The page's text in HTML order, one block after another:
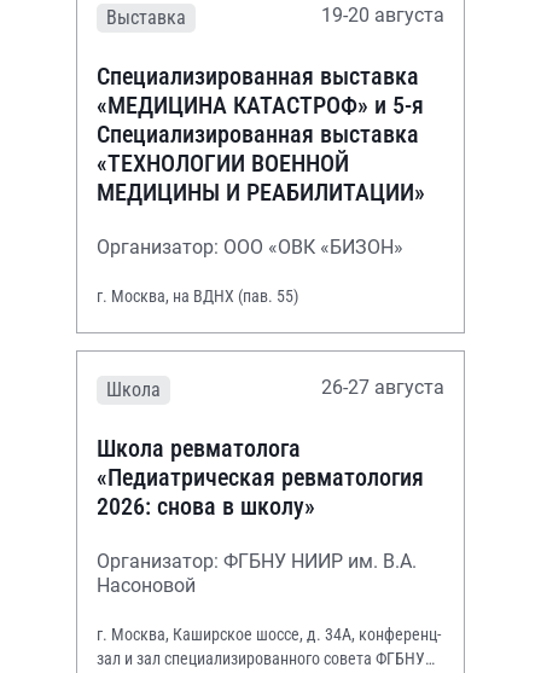
Выставка 19-20 августа
Специализированная выставка
«МЕДИЦИНА КАТАСТРОФ» и 5-я
Специализированная выставка
«ТЕХНОЛОГИИ ВОЕННОЙ
МЕДИЦИНЫ И РЕАБИЛИТАЦИИ»
Организатор: ООО «ОВК «БИЗОН»
г. Москва, на ВДНХ (пав. 55)
Школа 26-27 августа
Школа ревматолога
«Педиатрическая ревматология
2026: снова в школу»
Организатор: ФГБНУ НИИР им. В.А.
Насоновой
г. Москва, Каширское шоссе, д. 34А, конференц-
зал и зал специализированного совета ФГБНУ